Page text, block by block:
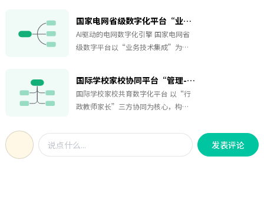
力高效开发测试团队严控质量，开展
兼容性认证与标准规范创新团队探索
前沿技术，推动跨领域集成解决方案
大团队协同发力，从开发到商用全程
护航，打造开放创新的HarmonyOS生
态
国家电网省级数字化平台“业技融合”组织架构
AI驱动的电网数字化引擎 国家电网省
级数字平台以“业务技术集成”为核
化数据治理团队确保数据安全与标准
化业务需求团队精准捕捉痛点，优化
流程支持团队快速响应用户反馈，提
议推动迭代这一引擎通过技术攻坚与
数据服务，实现业务与技术的深度整
国际学校家校协同平台“管理-教师-家长”参与架构
国际学校家校共育数字化平台 以“行
政教师家长”三方协同为核心，构建
大模块：1. 协作架构：教师团队通过
教学反馈与学生评估联动家长学生组
织参与决策，增强归属感2. 技术运
发表评论